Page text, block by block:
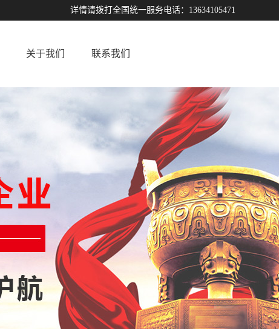
详情请拨打全国统一服务电话：13634105471
关于我们 联系我们